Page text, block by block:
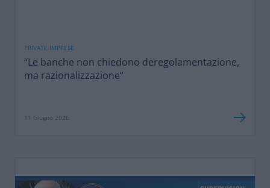
PRIVATI, IMPRESE
“Le banche non chiedono deregolamentazione,
ma razionalizzazione”
11 Giugno 2026